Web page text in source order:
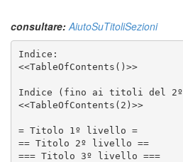
consultare: AiutoSuTitoliSezioni
<<TableOfContents()>>
<<TableOfContents(2)>>
= Titolo 1º livello =
== Titolo 2º livello ==
=== Titolo 3º livello ===